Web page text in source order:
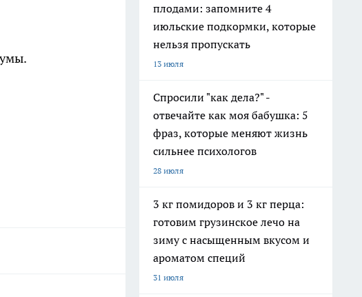
плодами: запомните 4
июльские подкормки, которые
нельзя пропускать
13 июля
Спросили "как дела?" -
отвечайте как моя бабушка: 5
фраз, которые меняют жизнь
сильнее психологов
28 июля
3 кг помидоров и 3 кг перца:
готовим грузинское лечо на
зиму с насыщенным вкусом и
ароматом специй
31 июля